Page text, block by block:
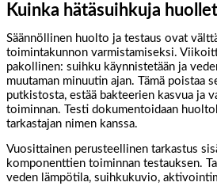
Kuinka hätäsuihkuja
Säännöllinen huolto ja testaus ovat
toimintakunnon varmistamiseksi.
pakollinen: suihku käynnistetään ja
muutaman minuutin ajan. Tämä poistaa
putkistosta, estää bakteerien kasvua ja
toiminnan. Testi dokumentoidaan
tarkastajan nimen kanssa.
Vuosittainen perusteellinen tarkastus
komponenttien toiminnan testauksen.
veden lämpötila, suihkukuvio,